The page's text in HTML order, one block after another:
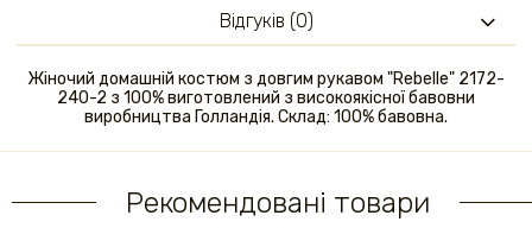
Жіночий домашній костюм з довгим рукавом "Rebelle" 2172-
240-2 з 100% виготовлений з високоякісної бавовни
виробництва Голландія. Склад: 100% бавовна.
Відгуків (0)
Рекомендовані товари